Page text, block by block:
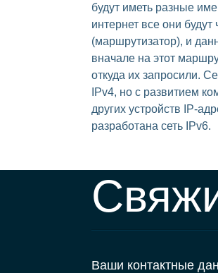
будут иметь разные
интернет все они
(маршрутизатор), и
вначале на этот
откуда их запросили.
IPv4, но с развитием
других устройств IP-
разработана сеть IPv6.
Ваши контактные